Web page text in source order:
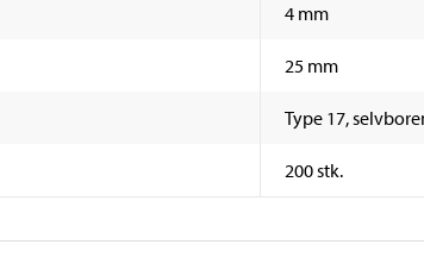
4 mm
25 mm
Type 17,
200 stk.